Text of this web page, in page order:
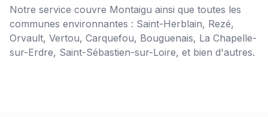
Notre service couvre Montaigu ainsi que toutes les
communes environnantes : Saint-Herblain, Rezé,
Orvault, Vertou, Carquefou, Bouguenais, La Chapelle-
sur-Erdre, Saint-Sébastien-sur-Loire, et bien d'autres.